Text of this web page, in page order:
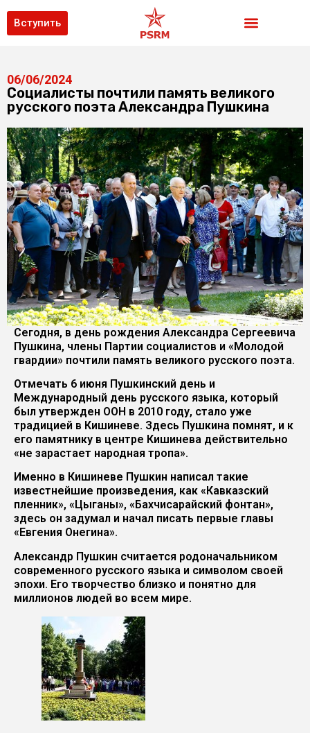
Вступить
06/06/2024
Социалисты почтили память великого
русского поэта Александра Пушкина
Сегодня, в день рождения Александра Сергеевича
Пушкина, члены Партии социалистов и «Молодой
гвардии» почтили память великого русского поэта.
Отмечать 6 июня Пушкинский день и
Международный день русского языка, который
был утвержден ООН в 2010 году, стало уже
традицией в Кишиневе. Здесь Пушкина помнят, и к
его памятнику в центре Кишинева действительно
«не зарастает народная тропа».
Именно в Кишиневе Пушкин написал такие
известнейшие произведения, как «Кавказский
пленник», «Цыганы», «Бахчисарайский фонтан»,
здесь он задумал и начал писать первые главы
«Евгения Онегина».
Александр Пушкин считается родоначальником
современного русского языка и символом своей
эпохи. Его творчество близко и понятно для
миллионов людей во всем мире.